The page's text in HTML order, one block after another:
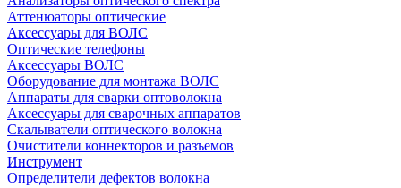
Аттенюаторы оптические
Аксессуары для ВОЛС
Оптические телефоны
Аксессуары ВОЛС
Оборудование для монтажа ВОЛС
Аппараты для сварки оптоволокна
Аксессуары для сварочных аппаратов
Скалыватели оптического волокна
Очистители коннекторов и разъемов
Инструмент
Определители дефектов волокна